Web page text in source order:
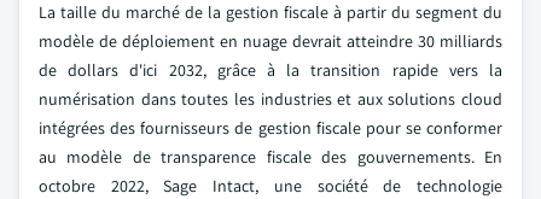
La taille du marché de la gestion fiscale à partir du segment du
modèle de déploiement en nuage devrait atteindre 30 milliards
de dollars d'ici 2032, grâce à la transition rapide vers la
numérisation dans toutes les industries et aux solutions cloud
intégrées des fournisseurs de gestion fiscale pour se conformer
au modèle de transparence fiscale des gouvernements. En
octobre 2022, Sage Intact, une société de technologie